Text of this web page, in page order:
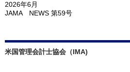
2026年6月
JAMA NEWS 第59号
米国管理会計士協会（IMA)